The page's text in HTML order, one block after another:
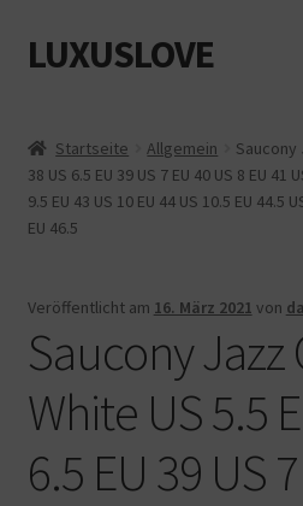
Zur
Navigation
Zum
Inhalt
LUXUSLOVE
Cookie-Richtlinie (EU)
Impressum
Kasse
Mein Konto
Shop
Startseite Allgemein
Saucony
38 US 6.5 EU 39 US 7 EU 40 US 8 EU 41
9.5 EU 43 US 10 EU 44 US 10.5 EU 44.5
EU 46.5
Veröffentlicht am 16. März 2021 von
Saucony Jazz
White US 5.5
6.5 EU 39 US